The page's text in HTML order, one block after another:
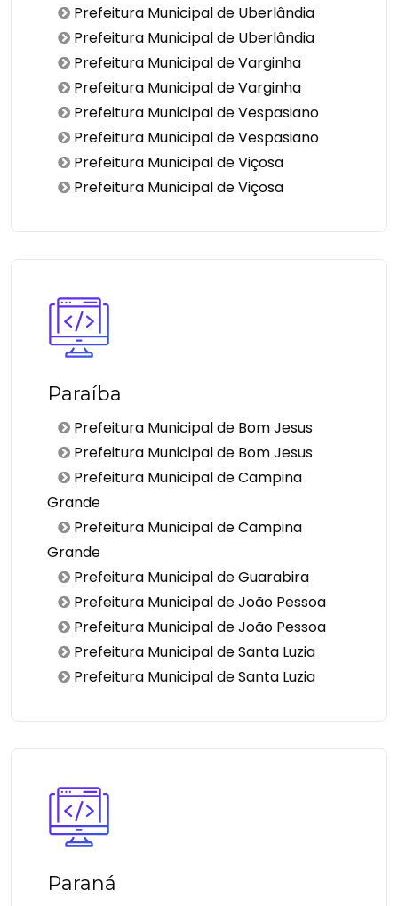
Prefeitura Municipal de Uberlândia
Prefeitura Municipal de Uberlândia
Prefeitura Municipal de Varginha
Prefeitura Municipal de Varginha
Prefeitura Municipal de Vespasiano
Prefeitura Municipal de Vespasiano
Prefeitura Municipal de Viçosa
Prefeitura Municipal de Viçosa
Paraíba
Prefeitura Municipal de Bom Jesus
Prefeitura Municipal de Bom Jesus
Prefeitura Municipal de Campina
Grande
Prefeitura Municipal de Campina
Grande
Prefeitura Municipal de Guarabira
Prefeitura Municipal de João Pessoa
Prefeitura Municipal de João Pessoa
Prefeitura Municipal de Santa Luzia
Prefeitura Municipal de Santa Luzia
Paraná